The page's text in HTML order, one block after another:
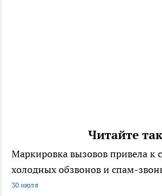
Читайте
Маркировка вызовов привела к
холодных обзвонов и спам-
30 июля